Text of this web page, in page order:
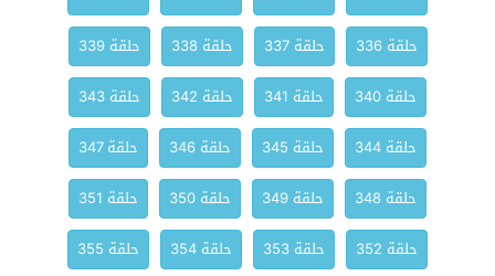
حلقة 336
حلقة 337 حلقة 338
حلقة 339
حلقة 340
حلقة 341 حلقة 342
حلقة 343
حلقة 344
حلقة 345 حلقة 346
حلقة 347
حلقة 348
حلقة 349 حلقة 350
حلقة 351
حلقة 352
حلقة 353 حلقة 354
حلقة 355